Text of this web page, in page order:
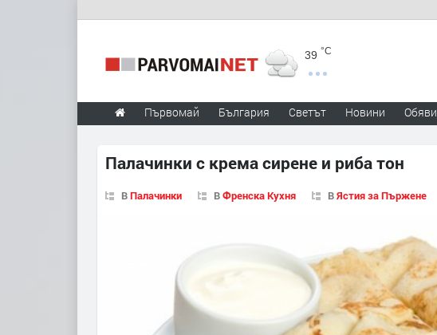
39 °C
Първомай България Светът Новини Обяви
Палачинки с крема сирене и риба тон
ВПалачинки ВФренска Кухня ВЯстия за Пържене